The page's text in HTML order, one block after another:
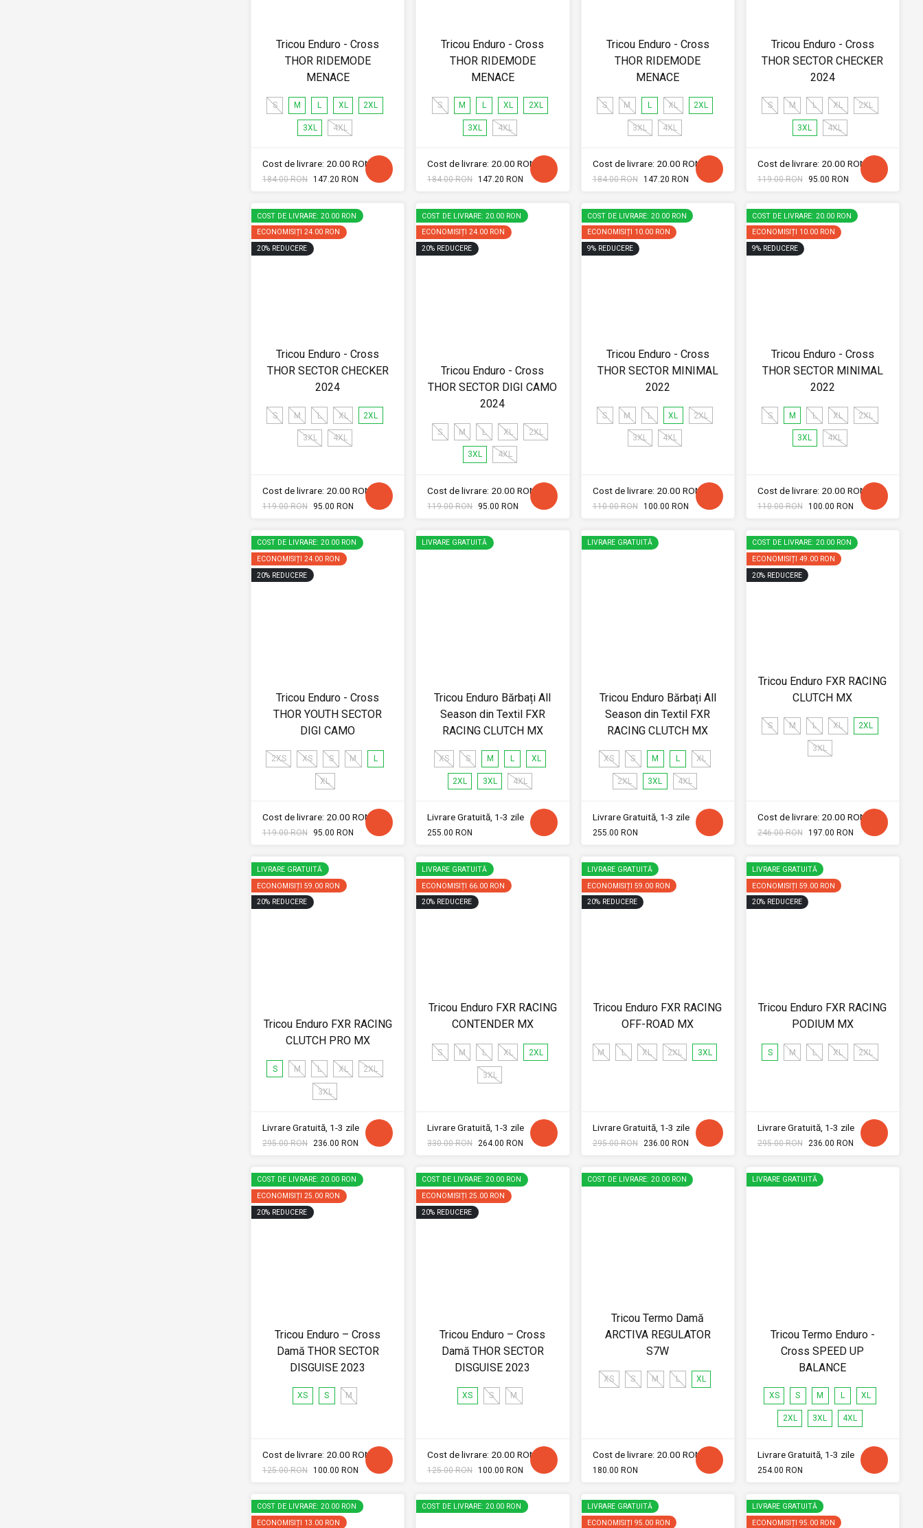
Tricou Enduro - Cross
THOR RIDEMODE
MENACE
S M L XL 2XL
3XL 4XL
Cost de livrare: 20.00 RON
184.00 RON 147.20 RON
Tricou Enduro - Cross
THOR RIDEMODE
MENACE
S M L XL 2XL
3XL 4XL
Cost de livrare: 20.00 RON
184.00 RON 147.20 RON
Tricou Enduro - Cross
THOR RIDEMODE
MENACE
S M L XL 2XL
3XL 4XL
Cost de livrare: 20.00 RON
184.00 RON 147.20 RON
Tricou Enduro - Cross
THOR SECTOR CHECKER
2024
S M L XL 2XL
3XL 4XL
Cost de livrare: 20.00 RON
119.00 RON 95.00 RON
COST DE LIVRARE: 20.00 RON
ECONOMISIȚI 24.00 RON
20% REDUCERE
Tricou Enduro - Cross
THOR SECTOR CHECKER
2024
S M L XL 2XL
3XL 4XL
Cost de livrare: 20.00 RON
119.00 RON 95.00 RON
COST DE LIVRARE: 20.00 RON
ECONOMISIȚI 24.00 RON
20% REDUCERE
Tricou Enduro - Cross
THOR SECTOR DIGI CAMO
2024
S M L XL 2XL
3XL 4XL
Cost de livrare: 20.00 RON
119.00 RON 95.00 RON
COST DE LIVRARE: 20.00 RON
ECONOMISIȚI 10.00 RON
9% REDUCERE
Tricou Enduro - Cross
THOR SECTOR MINIMAL
2022
S M L XL 2XL
3XL 4XL
Cost de livrare: 20.00 RON
110.00 RON 100.00 RON
COST DE LIVRARE: 20.00 RON
ECONOMISIȚI 10.00 RON
9% REDUCERE
Tricou Enduro - Cross
THOR SECTOR MINIMAL
2022
S M L XL 2XL
3XL 4XL
Cost de livrare: 20.00 RON
110.00 RON 100.00 RON
COST DE LIVRARE: 20.00 RON
ECONOMISIȚI 24.00 RON
20% REDUCERE
Tricou Enduro - Cross
THOR YOUTH SECTOR
DIGI CAMO
2XS XS S M L
XL
Cost de livrare: 20.00 RON
119.00 RON 95.00 RON
LIVRARE GRATUITĂ
Tricou Enduro Bărbați All
Season din Textil FXR
RACING CLUTCH MX
XS S M L XL
2XL 3XL 4XL
Livrare Gratuită, 1-3 zile
255.00 RON
LIVRARE GRATUITĂ
Tricou Enduro Bărbați All
Season din Textil FXR
RACING CLUTCH MX
XS S M L XL
2XL 3XL 4XL
Livrare Gratuită, 1-3 zile
255.00 RON
COST DE LIVRARE: 20.00 RON
ECONOMISIȚI 49.00 RON
20% REDUCERE
Tricou Enduro FXR RACING
CLUTCH MX
S M L XL 2XL
3XL
Cost de livrare: 20.00 RON
246.00 RON 197.00 RON
LIVRARE GRATUITĂ
ECONOMISIȚI 59.00 RON
20% REDUCERE
Tricou Enduro FXR RACING
CLUTCH PRO MX
S M L XL 2XL
3XL
Livrare Gratuită, 1-3 zile
295.00 RON 236.00 RON
LIVRARE GRATUITĂ
ECONOMISIȚI 66.00 RON
20% REDUCERE
Tricou Enduro FXR RACING
CONTENDER MX
S M L XL 2XL
3XL
Livrare Gratuită, 1-3 zile
330.00 RON 264.00 RON
LIVRARE GRATUITĂ
ECONOMISIȚI 59.00 RON
20% REDUCERE
Tricou Enduro FXR RACING
OFF-ROAD MX
M L XL 2XL 3XL
Livrare Gratuită, 1-3 zile
295.00 RON 236.00 RON
LIVRARE GRATUITĂ
ECONOMISIȚI 59.00 RON
20% REDUCERE
Tricou Enduro FXR RACING
PODIUM MX
S M L XL 2XL
Livrare Gratuită, 1-3 zile
295.00 RON 236.00 RON
COST DE LIVRARE: 20.00 RON
ECONOMISIȚI 25.00 RON
20% REDUCERE
Tricou Enduro – Cross
Damă THOR SECTOR
DISGUISE 2023
XS S M
Cost de livrare: 20.00 RON
125.00 RON 100.00 RON
COST DE LIVRARE: 20.00 RON
ECONOMISIȚI 25.00 RON
20% REDUCERE
Tricou Enduro – Cross
Damă THOR SECTOR
DISGUISE 2023
XS S M
Cost de livrare: 20.00 RON
125.00 RON 100.00 RON
COST DE LIVRARE: 20.00 RON
Tricou Termo Damă
ARCTIVA REGULATOR
S7W
XS S M L XL
Cost de livrare: 20.00 RON
180.00 RON
LIVRARE GRATUITĂ
Tricou Termo Enduro -
Cross SPEED UP
BALANCE
XS S M L XL
2XL 3XL 4XL
Livrare Gratuită, 1-3 zile
254.00 RON
COST DE LIVRARE: 20.00 RON
ECONOMISIȚI 13.00 RON
COST DE LIVRARE: 20.00 RON
LIVRARE GRATUITĂ
ECONOMISIȚI 95.00 RON
LIVRARE GRATUITĂ
ECONOMISIȚI 95.00 RON